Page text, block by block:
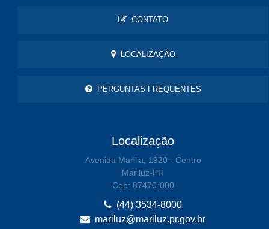
CONTATO
LOCALIZAÇÃO
PERGUNTAS FREQUENTES
Localização
Avenida Marilia, 1920 - Centro
Mariluz-PR
Cep: 87470-000
(44) 3534-8000
mariluz@mariluz.pr.gov.br